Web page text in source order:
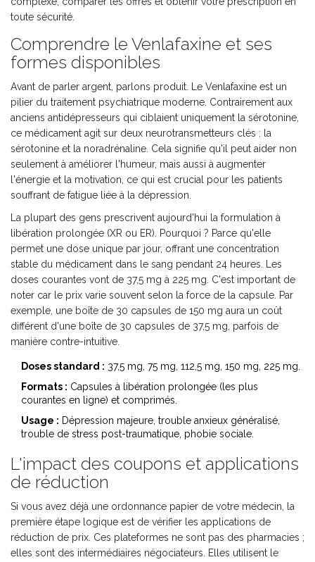
toute sécurité.
Comprendre le Venlafaxine et ses
formes disponibles
Avant de parler argent, parlons produit. Le Venlafaxine est un
pilier du traitement psychiatrique moderne. Contrairement aux
anciens antidépresseurs qui ciblaient uniquement la sérotonine,
ce médicament agit sur deux neurotransmetteurs clés : la
sérotonine et la noradrénaline. Cela signifie qu'il peut aider non
seulement à améliorer l'humeur, mais aussi à augmenter
l'énergie et la motivation, ce qui est crucial pour les patients
souffrant de fatigue liée à la dépression.
La plupart des gens prescrivent aujourd'hui la formulation à
libération prolongée (XR ou ER). Pourquoi ? Parce qu'elle
permet une dose unique par jour, offrant une concentration
stable du médicament dans le sang pendant 24 heures. Les
doses courantes vont de 37,5 mg à 225 mg. C'est important de
noter car le prix varie souvent selon la force de la capsule. Par
exemple, une boîte de 30 capsules de 150 mg aura un coût
différent d'une boîte de 30 capsules de 37,5 mg, parfois de
manière contre-intuitive.
Doses standard : 37,5 mg, 75 mg, 112,5 mg, 150 mg, 225 mg.
Formats : Capsules à libération prolongée (les plus
courantes en ligne) et comprimés.
Usage : Dépression majeure, trouble anxieux généralisé,
trouble de stress post-traumatique, phobie sociale.
L'impact des coupons et applications
de réduction
Si vous avez déjà une ordonnance papier de votre médecin, la
première étape logique est de vérifier les applications de
réduction de prix. Ces plateformes ne sont pas des pharmacies ;
elles sont des intermédiaires négociateurs. Elles utilisent le